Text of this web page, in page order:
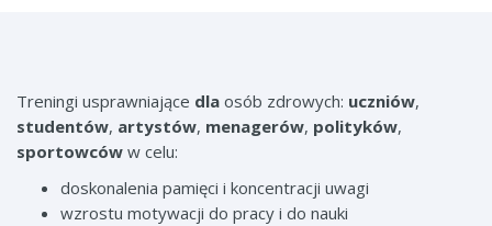
Treningi usprawniające dla osób zdrowych: uczniów,
studentów, artystów, menagerów, polityków,
sportowców w celu:
doskonalenia pamięci i koncentracji uwagi
wzrostu motywacji do pracy i do nauki